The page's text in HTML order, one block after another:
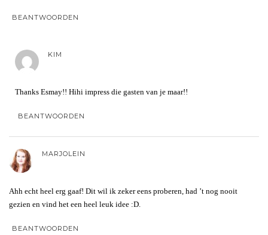
BEANTWOORDEN
KIM
Thanks Esmay!! Hihi impress die gasten van je maar!!
BEANTWOORDEN
MARJOLEIN
Ahh echt heel erg gaaf! Dit wil ik zeker eens proberen, had ’t nog nooit
gezien en vind het een heel leuk idee :D.
BEANTWOORDEN